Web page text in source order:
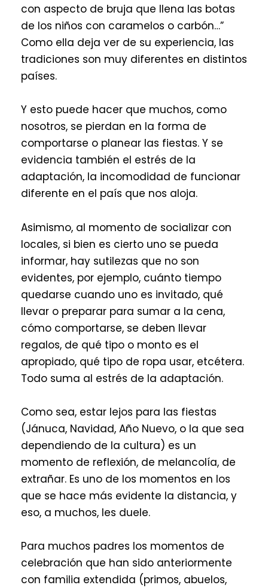
con aspecto de bruja que llena las botas
de los niños con caramelos o carbón…”
Como ella deja ver de su experiencia, las
tradiciones son muy diferentes en distintos
países.
Y esto puede hacer que muchos, como
nosotros, se pierdan en la forma de
comportarse o planear las fiestas. Y se
evidencia también el estrés de la
adaptación, la incomodidad de funcionar
diferente en el país que nos aloja.
Asimismo, al momento de socializar con
locales, si bien es cierto uno se pueda
informar, hay sutilezas que no son
evidentes, por ejemplo, cuánto tiempo
quedarse cuando uno es invitado, qué
llevar o preparar para sumar a la cena,
cómo comportarse, se deben llevar
regalos, de qué tipo o monto es el
apropiado, qué tipo de ropa usar, etcétera.
Todo suma al estrés de la adaptación.
Como sea, estar lejos para las fiestas
(Jánuca, Navidad, Año Nuevo, o la que sea
dependiendo de la cultura) es un
momento de reflexión, de melancolía, de
extrañar. Es uno de los momentos en los
que se hace más evidente la distancia, y
eso, a muchos, les duele.
Para muchos padres los momentos de
celebración que han sido anteriormente
con familia extendida (primos, abuelos,